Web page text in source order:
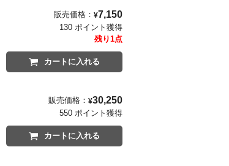
販売価格： ¥7,150
130 ポイント獲得
残り1点
カートに入れる
販売価格： ¥30,250
550 ポイント獲得
カートに入れる